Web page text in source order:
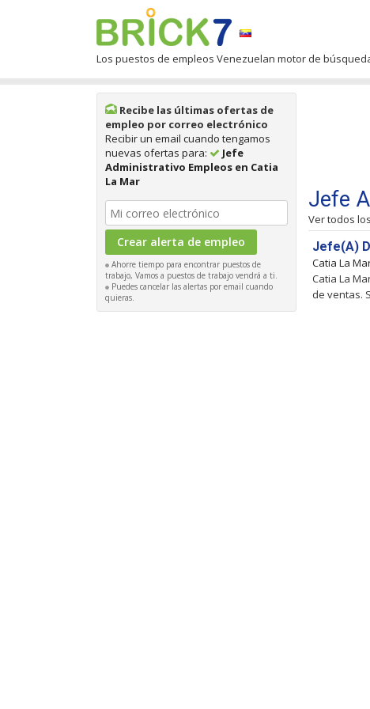
Los puestos de empleos Venezuelan motor de
Recibe las últimas ofertas de
empleo por correo electrónico
Recibir un email cuando tengamos
nuevas ofertas para:
Jefe
Administrativo Empleos en Catia
La Mar
Ahorre tiempo para encontrar puestos de
trabajo, Vamos a puestos de trabajo vendrá a ti.
Puedes cancelar las alertas por email cuando
quieras.
Jefe
Ver todos
Jefe(A)
Catia La
Catia La
de ventas.